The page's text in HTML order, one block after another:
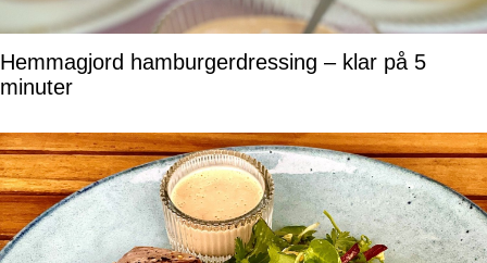
Hemmagjord hamburgerdressing – klar på 5
minuter